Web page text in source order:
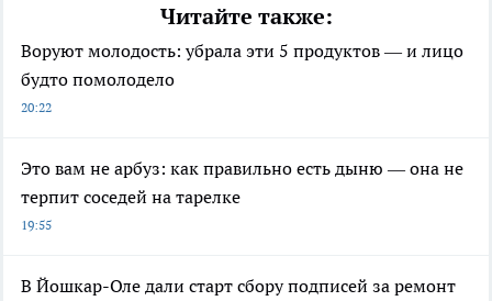
Читайте также:
Воруют молодость: убрала эти 5 продуктов — и лицо
будто помолодело
20:22
Это вам не арбуз: как правильно есть дыню — она не
терпит соседей на тарелке
19:55
В Йошкар-Оле дали старт сбору подписей за ремонт